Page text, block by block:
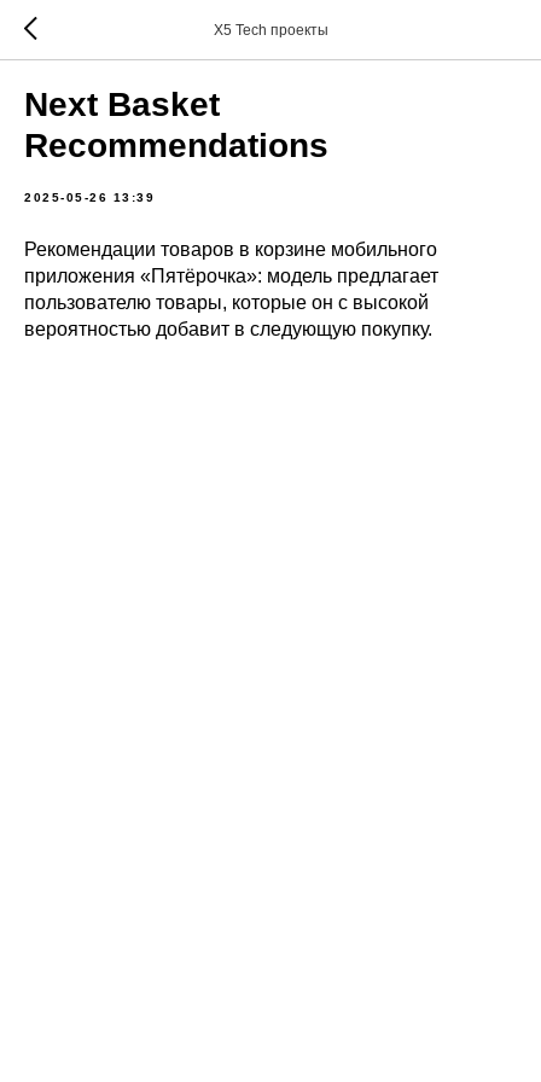
X5 Tech проекты
Next Basket
Recommendations
2025-05-26 13:39
Рекомендации товаров в корзине мобильного
приложения «Пятёрочка»: модель предлагает
пользователю товары, которые он с высокой
вероятностью добавит в следующую покупку.